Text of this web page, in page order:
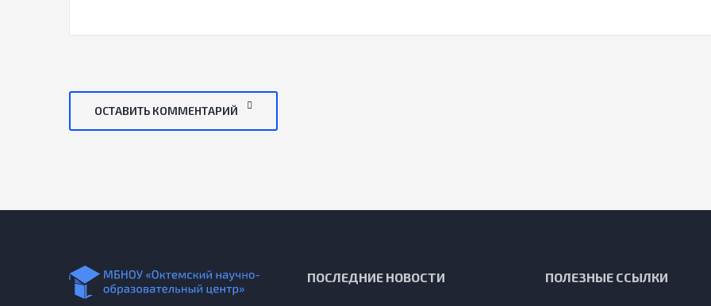
ОСТАВИТЬ КОММЕНТАРИЙ
ПОСЛЕДНИЕ НОВОСТИ ПОЛЕЗНЫЕ ССЫЛКИ